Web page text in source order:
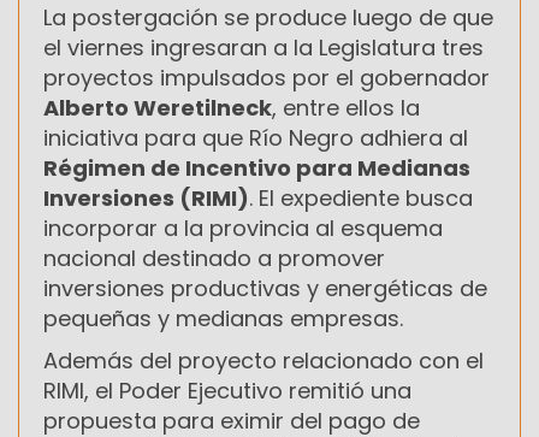
La postergación se produce luego de que
el viernes ingresaran a la Legislatura tres
proyectos impulsados por el gobernador
Alberto Weretilneck, entre ellos la
iniciativa para que Río Negro adhiera al
Régimen de Incentivo para Medianas
Inversiones (RIMI). El expediente busca
incorporar a la provincia al esquema
nacional destinado a promover
inversiones productivas y energéticas de
pequeñas y medianas empresas.
Además del proyecto relacionado con el
RIMI, el Poder Ejecutivo remitió una
propuesta para eximir del pago de